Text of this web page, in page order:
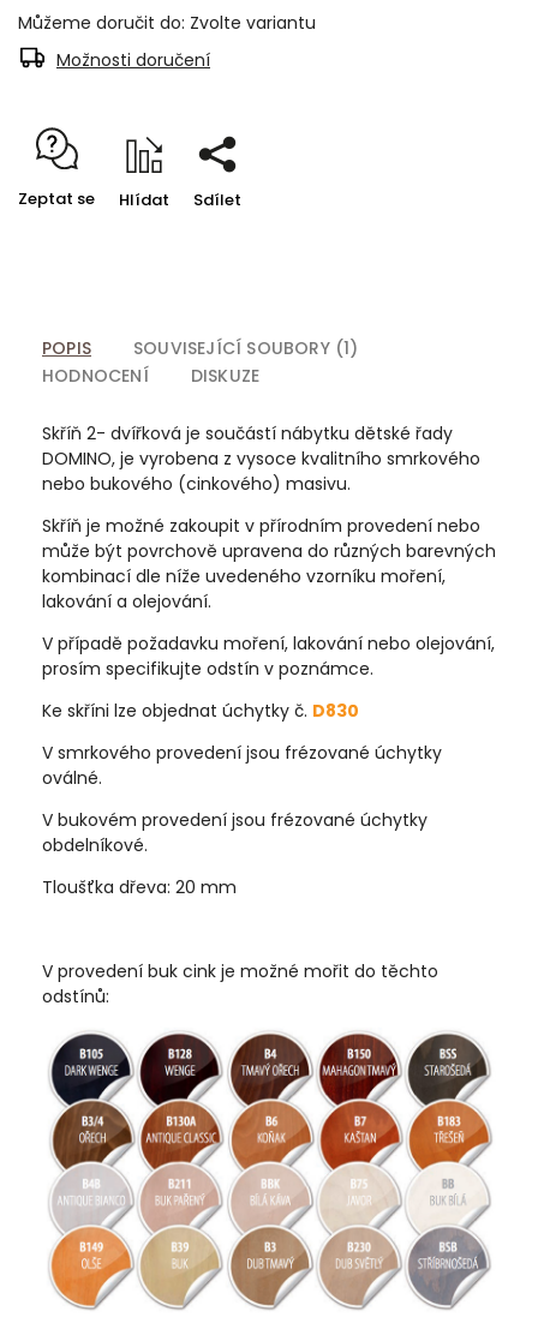
Můžeme doručit do: Zvolte variantu
Možnosti doručení
Zeptat se Hlídat Sdílet
POPIS
SOUVISEJÍCÍ SOUBORY (1)
HODNOCENÍ
DISKUZE
Skříň 2- dvířková je součástí nábytku dětské řady
DOMINO, je vyrobena z vysoce kvalitního smrkového
nebo bukového (cinkového) masivu.
Skříň je možné zakoupit v přírodním provedení nebo
může být povrchově upravena do různých barevných
kombinací dle níže uvedeného vzorníku moření,
lakování a olejování.
V případě požadavku moření, lakování nebo olejování,
prosím specifikujte odstín v poznámce.
Ke skříni lze objednat úchytky č. D830
V smrkového provedení jsou frézované úchytky
oválné.
V bukovém provedení jsou frézované úchytky
obdelníkové.
Tloušťka dřeva: 20 mm
V provedení buk cink je možné mořit do těchto
odstínů: